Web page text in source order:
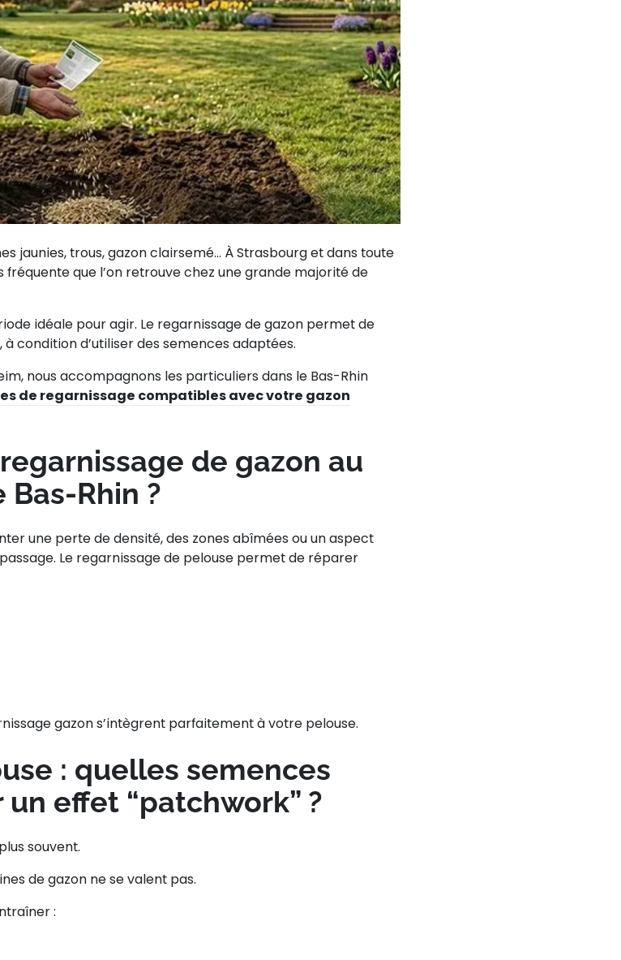
jaunies, trous, gazon clairsemé… À Strasbourg et dans toute
fréquente que l’on retrouve chez une grande majorité de
idéale pour agir. Le regarnissage de gazon permet de
condition d’utiliser des semences adaptées.
nous accompagnons les particuliers dans le Bas-Rhin
de regarnissage compatibles avec votre gazon
de gazon au
Rhin ?
une perte de densité, des zones abîmées ou un aspect
Le regarnissage de pelouse permet de réparer
gazons’intègrent parfaitement à votre pelouse.
: quelles semences
effet “patchwork” ?
souvent.
de gazon ne se valent pas.
: